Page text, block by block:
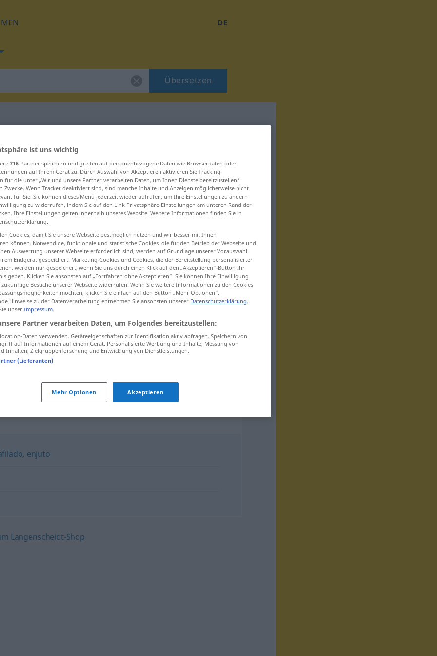
DE
Übersetzen
für "chupado"
betrunken
chupado (≈ demacrado)
chupado(≈ facilísimo)
chupado AM
, enjuto
ist uns wichtig
716-Partner speichern und greifen auf personenbezogene Daten wie Browserdaten oder
auf Ihrem Gerät zu. Durch Auswahl von Akzeptieren aktivieren Sie Tracking-
für die unter „Wir und unsere Partner verarbeiten Daten, um Ihnen Dienste bereitzustellen“
Zwecke. Wenn Tracker deaktiviert sind, sind manche Inhalte und Anzeigen möglicherweise nicht
für Sie. Sie können dieses Menü jederzeit wieder aufrufen, um Ihre Einstellungen zu ändern
zu widerrufen, indem Sie auf den Link Privatsphäre-Einstellungen am unteren Rand der
Ihre Einstellungen gelten innerhalb unseres Website. Weitere Informationen finden Sie in
Cookies, damit Sie unsere Webseite bestmöglich nutzen und wir besser mit Ihnen
können. Notwendige, funktionale und statistische Cookies, die für den Betrieb der Webseite und
Auswertung unserer Webseite erforderlich sind, werden auf Grundlage unserer Vorauswahl
Endgerät gespeichert. Marketing-Cookies und Cookies, die der Bereitstellung personalisierter
werden nur gespeichert, wenn Sie uns durch einen Klick auf den „Akzeptieren“-Button Ihr
geben. Klicken Sie ansonsten auf „Fortfahren ohne Akzeptieren“. Sie können Ihre Einwilligung
Besuche unserer Webseite widerrufen. Wenn Sie weitere Informationen zu den Cookies
möchten, klicken Sie einfach auf den Button „Mehr Optionen“.
Hinweise zu der Datenverarbeitung entnehmen Sie ansonsten unserer Datenschutzerklärung.
unser Impressum.
Partner verarbeiten Daten, um Folgendes bereitzustellen:
Daten verwenden. Geräteeigenschaften zur Identifikation aktiv abfragen. Speichern von
auf Informationen auf einem Gerät. Personalisierte Werbung und Inhalte, Messung von
Inhalten, Zielgruppenforschung und Entwicklung von Dienstleistungen.
(Lieferanten)
Mehr Optionen Akzeptieren